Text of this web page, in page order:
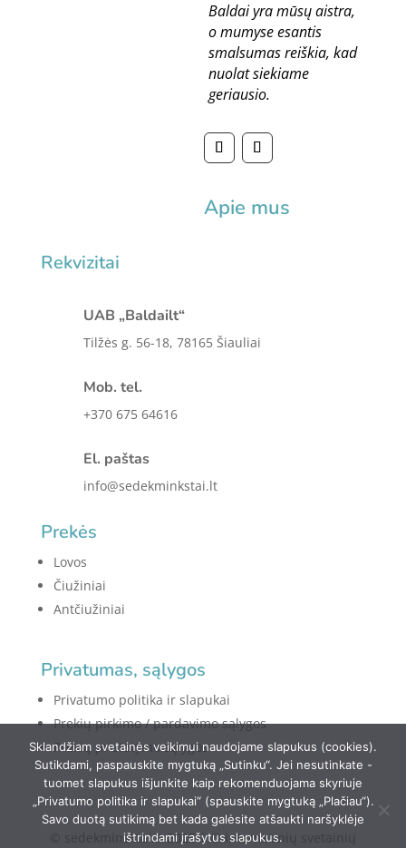
Baldai yra mūsų aistra,
o mumyse esantis
smalsumas reiškia, kad
nuolat siekiame
geriausio.
Apie mus
Rekvizitai
UAB „Baldailt“
Tilžės g. 56-18, 78165 Šiauliai
Mob. tel.
+370 675 64616
El. paštas
info@sedekminkstai.lt
Prekės
Lovos
Čiužiniai
Antčiužiniai
Privatumas, sąlygos
Privatumo politika ir slapukai
Prekių pirkimo / pardavimo sąlygos
Prekių pristatymo sąlygos
© sedekminsktai.lt 2025 | © Internetinių svetainių
Sklandžiam svetainės veikimui naudojame slapukus (cookies).
Sutikdami, paspauskite mygtuką „Sutinku“. Jei nesutinkate -
tuomet slapukus išjunkite kaip rekomenduojama skyriuje
„Privatumo politika ir slapukai“ (spauskite mygtuką „Plačiau“).
Savo duotą sutikimą bet kada galėsite atšaukti naršyklėje
ištrindami įrašytus slapukus.